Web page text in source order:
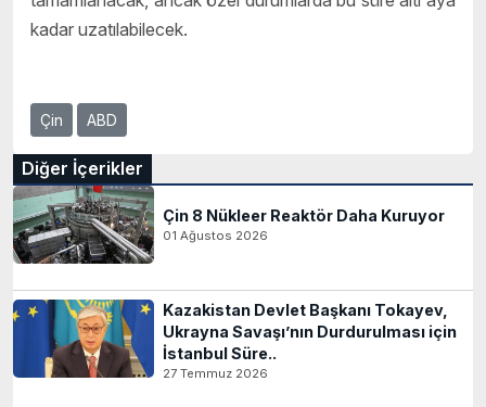
kadar uzatılabilecek.
Çin ABD
Diğer İçerikler
Çin 8 Nükleer Reaktör Daha Kuruyor
01 Ağustos 2026
Kazakistan Devlet Başkanı Tokayev,
Ukrayna Savaşı’nın Durdurulması için
İstanbul Süre..
27 Temmuz 2026